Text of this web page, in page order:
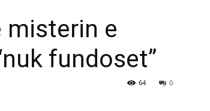
misterin e
fundoset”
0
64